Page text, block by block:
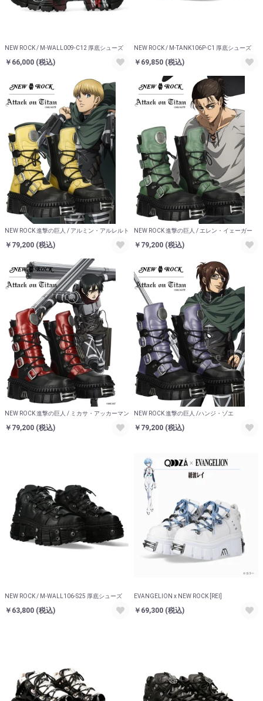
NEW ROCK / M-WALL009-C12 厚底シューズ
￥66,000 (税込)
NEW ROCK / M-TANK106P-C1 厚底シューズ
￥69,850 (税込)
NEW ROCK 進撃の巨人 / アルミン・アルレルト
￥79,200 (税込)
NEW ROCK 進撃の巨人 / エレン・イェーガー
￥79,200 (税込)
NEW ROCK 進撃の巨人 / ミカサ・アッカーマン
￥79,200 (税込)
NEW ROCK 進撃の巨人 /ハンジ・ゾエ
￥79,200 (税込)
NEW ROCK / M-WALL106-S25 厚底シューズ
￥63,800 (税込)
EVANGELION x NEW ROCK [REI]
￥69,300 (税込)